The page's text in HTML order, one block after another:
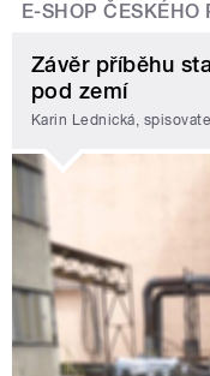
E-SHOP ČESKÉHO
Závěr příběhu
pod zemí
Karin Lednická,